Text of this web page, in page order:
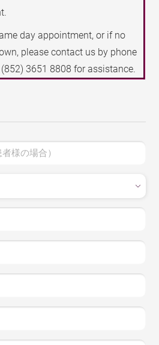
day appointment, or if no
please contact us by phone
(852) 3651 8808 for assistance.
様の場合）